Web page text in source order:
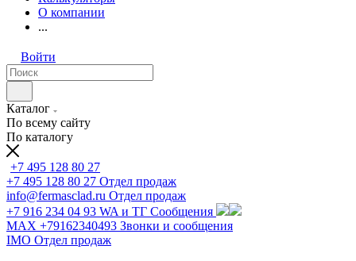
О компании
...
Войти
Каталог
По всему сайту
По каталогу
+7 495 128 80 27
+7 495 128 80 27 Отдел продаж
info@fermasclad.ru Отдел продаж
+7 916 234 04 93 WA и ТГ Сообщения
MAX +79162340493 Звонки и сообщения
IMO Отдел продаж